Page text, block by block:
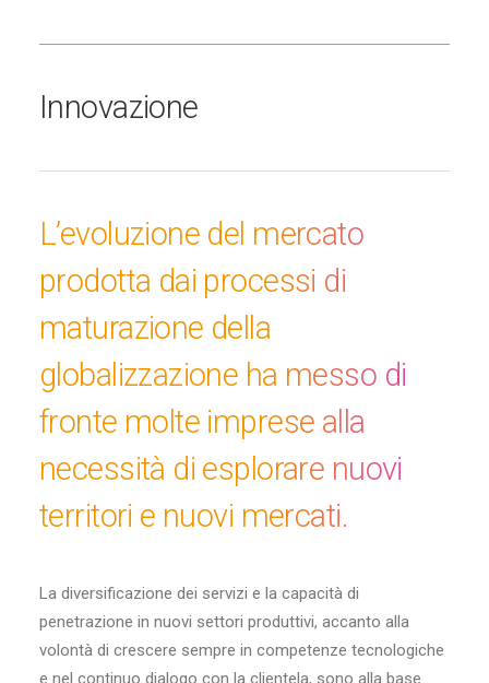
Innovazione
L’evoluzione del mercato
prodotta dai processi di
maturazione della
globalizzazione ha messo di
fronte molte imprese alla
necessità di esplorare nuovi
territori e nuovi mercati.
La diversificazione dei servizi e la capacità di
penetrazione in nuovi settori produttivi, accanto alla
volontà di crescere sempre in competenze tecnologiche
e nel continuo dialogo con la clientela, sono alla base